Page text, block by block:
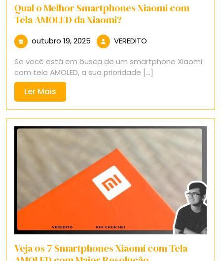
Qual o Melhor Smartphones Xiaomi com
Tela AMOLED da Xiaomi?
outubro 19, 2025 outubro
2025
VEREDITO
Se você está em busca de um smartphone Xiaomi
com tela AMOLED, a sua prioridade [...]
Ler Mais
Mais
Veja os 7 Smartphones Xiaomi com Tela